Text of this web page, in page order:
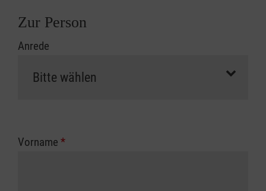
Zur Person
Anrede
Vorname *